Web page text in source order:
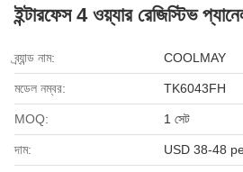
ইন্টারফেস 4 ওয়্যার রেজিস্টিভ
ব্র্যান্ড নাম: COOLMAY
মডেল নম্বর: TK6043FH
MOQ: 1 সেট
দাম: USD 38-48